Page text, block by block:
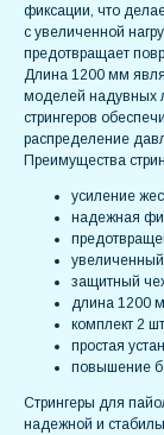
фиксации, что
с увеличенной
предотвращает
Длина 1200 мм
моделей надувных
стрингеров
распределение
Преимущества
усиление
надежная
защитный
длина 1200
комплект 2
простая
повышение
Стрингеры для
надежной и